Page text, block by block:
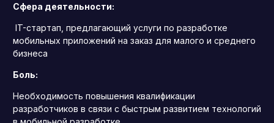
Сфера деятельности:
IT-стартап, предлагающий услуги по разработке
мобильных приложений на заказ для малого и среднего
бизнеса
Боль:
Необходимость повышения квалификации
разработчиков в связи с быстрым развитием технологий